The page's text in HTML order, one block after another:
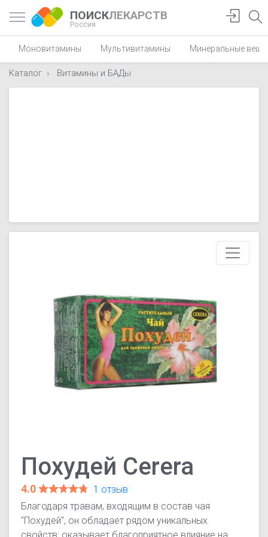
ПОИСКЛЕКАРСТВ
Россия
Моновитамины Мультивитамины Минеральные
Каталог Витамины и БАДы
Похудей Cerera
4.0
1 отзыв
Благодаря травам, входящим в состав чая
"Похудей", он обладает рядом уникальных